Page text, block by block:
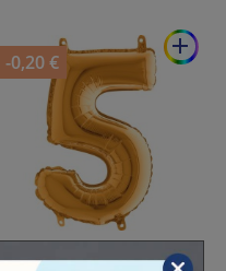
add
Globo Número 5 Foil
-0,20 €